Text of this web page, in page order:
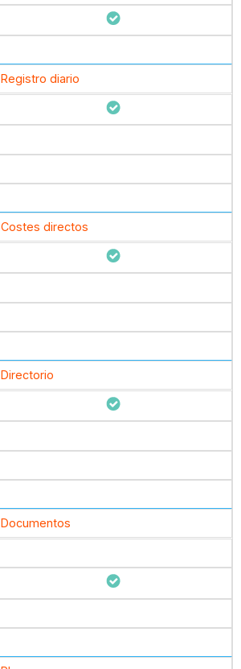
Registro diario
Costes directos
Directorio
Documentos